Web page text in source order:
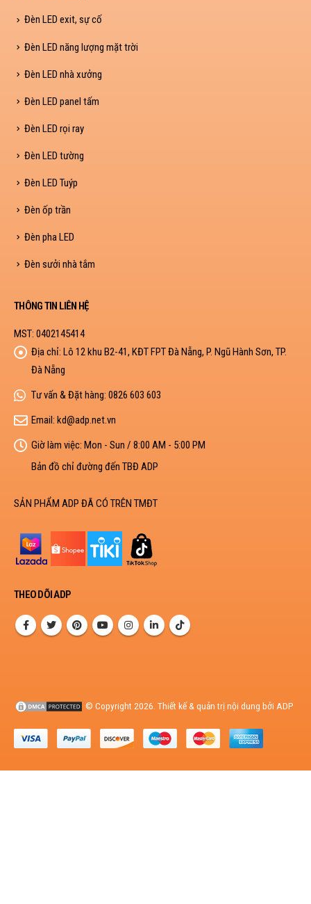
Đèn LED exit, sự cố
Đèn LED năng lượng mặt trời
Đèn LED nhà xưởng
Đèn LED panel tấm
Đèn LED rọi ray
Đèn LED tường
Đèn LED Tuýp
Đèn ốp trần
Đèn pha LED
Đèn sưởi nhà tắm
THÔNG TIN LIÊN HỆ
MST: 0402145414
Địa chỉ: Lô 12 khu B2-41, KĐT FPT Đà Nẵng, P. Ngũ Hành Sơn, TP.
Đà Nẵng
Tư vấn & Đặt hàng: 0826 603 603
Email: kd@adp.net.vn
Giờ làm việc: Mon - Sun / 8:00 AM - 5:00 PM
Bản đồ chỉ đường đến TBĐ ADP
SẢN PHẨM ADP ĐÃ CÓ TRÊN TMĐT
THEO DÕI ADP
© Copyright 2026. Thiết kế & quản trị nội dung bởi ADP